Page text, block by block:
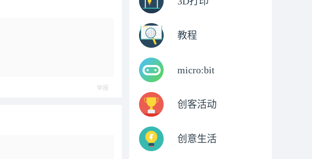
举报
教程
micro:bit
创客活动
创意生活